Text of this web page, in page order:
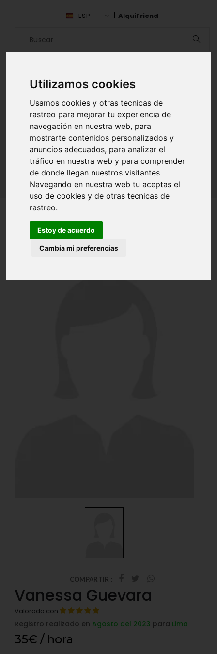
Utilizamos cookies
Usamos cookies y otras tecnicas de
rastreo para mejorar tu experiencia de
navegación en nuestra web, para
mostrarte contenidos personalizados y
anuncios adecuados, para analizar el
tráfico en nuestra web y para comprender
de donde llegan nuestros visitantes.
Navegando en nuestra web tu aceptas el
uso de cookies y de otras tecnicas de
rastreo.
Estoy de acuerdo
Cambia mi preferencias
ESP AlquiFriend
ALQUILAR AMIGO
Inicio Amigos Lima Vanessa Guevara
COMPARTIR :
Vanessa Guevara
Valorado con
Registro realizado en Agosto del 2023 para Lima
35€ / hora